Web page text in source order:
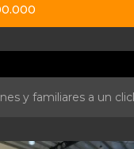
y familiares a un